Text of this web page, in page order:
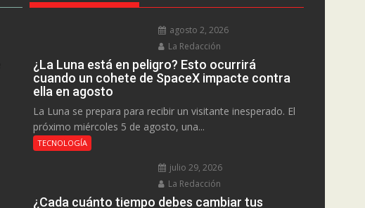
agosto 2, 2026
La Redacción
¿La Luna está en peligro? Esto ocurrirá
cuando un cohete de SpaceX impacte contra
ella en agosto
La Luna se prepara para recibir un visitante inesperado. El
próximo miércoles 5 de agosto, una...
TECNOLOGÍA
julio 29, 2026
La Redacción
¿Cada cuánto tiempo debes cambiar tus